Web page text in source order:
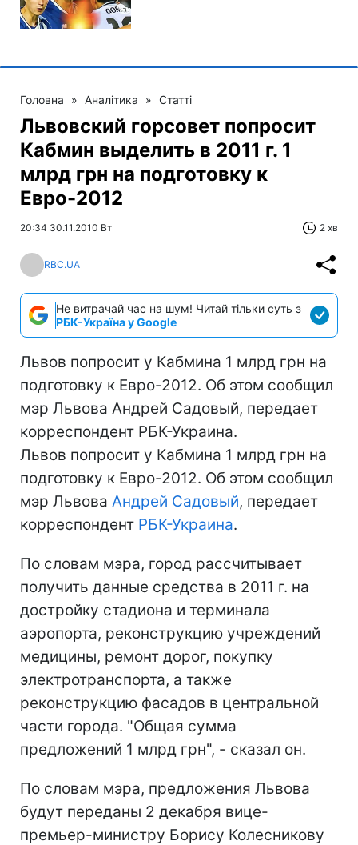
Головна » Аналітика » Статті
Львовский горсовет попросит
Кабмин выделить в 2011 г. 1
млрд грн на подготовку к
Евро-2012
20:34 30.11.2010 Вт 2 хв
RBC.UA
Не витрачай час на шум! Читай тільки суть з
РБК-Україна у Google
Львов попросит у Кабмина 1 млрд грн на
подготовку к Евро-2012. Об этом сообщил
мэр Львова Андрей Садовый, передает
корреспондент РБК-Украина.
Львов попросит у Кабмина 1 млрд грн на
подготовку к Евро-2012. Об этом сообщил
мэр Львова Андрей Садовый, передает
корреспондент РБК-Украина.
По словам мэра, город рассчитывает
получить данные средства в 2011 г. на
достройку стадиона и терминала
аэропорта, реконструкцию учреждений
медицины, ремонт дорог, покупку
электротранспорта, а также
реконструкцию фасадов в центральной
части города. "Общая сумма
предложений 1 млрд грн", - сказал он.
По словам мэра, предложения Львова
будут переданы 2 декабря вице-
премьер-министру Борису Колесникову